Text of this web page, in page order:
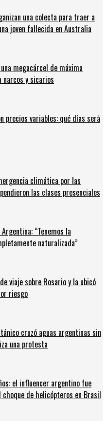
una colecta para traer a
joven fallecida en Australia
megacárcel de máxima
y sicarios
precios variables: qué días será
climática por las
las clases presenciales
“Tenemos la
naturalizada”
viaje sobre Rosario y la ubicó
riesgo
cruzó aguas argentinas sin
una protesta
el influencer argentino fue
de helicópteros en Brasil